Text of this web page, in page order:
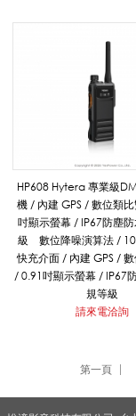
機
_
HP608 Hytera 專業級
機 / 內建 GPS / 數位類
吋顯示螢幕 / IP67防塵
級 數位降噪演算法 /
快充介面 / 內建 GPS /
/ 0.91吋顯示螢幕 / IP67
規等級
請來電洽詢
第一頁